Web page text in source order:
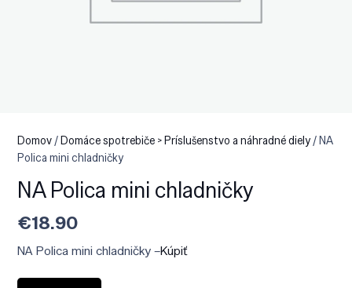
Domov/Domáce spotrebiče > Príslušenstvo a náhradné diely/ NA
Polica mini chladničky
NA Polica mini chladničky
€18.90
NA Polica mini chladničky –Kúpiť